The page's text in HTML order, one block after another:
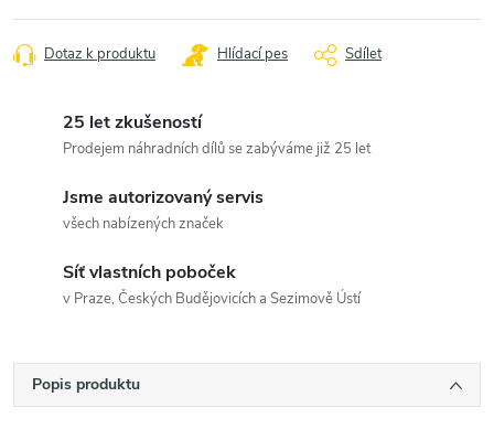
Dotaz k produktu Hlídací pes Sdílet
25 let zkušeností
Prodejem náhradních dílů se zabýváme již 25 let
Jsme autorizovaný servis
všech nabízených značek
Síť vlastních poboček
v Praze, Českých Budějovicích a Sezimově Ústí
Popis produktu